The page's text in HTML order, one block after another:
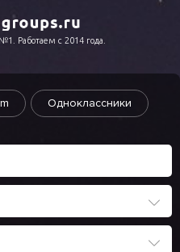
Работаем с 2014 года.
Одноклассники